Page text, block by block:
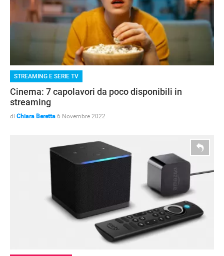
STREAMING E SERIE TV
Cinema: 7 capolavori da poco disponibili in
streaming
di Chiara Beretta 6 Novembre 2022